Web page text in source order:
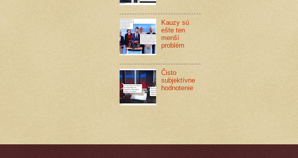
Kauzy sú
ešte ten
menší
problém
Čisto
subjektívne
hodnotenie